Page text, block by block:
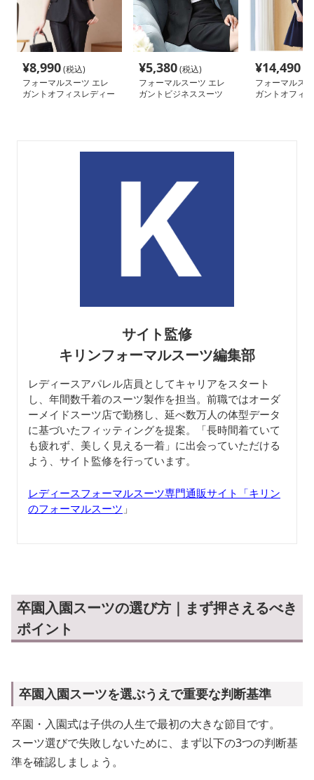
¥8,990(税込)
フォーマルスーツ エレ
ガントオフィスレディー
¥5,380(税込)
フォーマルスーツ エレ
ガントビジネススーツ
¥14,490
フォーマルス
ガントオフィ
サイト監修
キリンフォーマルスーツ編集部
レディースアパレル店員としてキャリアをスタート
し、年間数千着のスーツ製作を担当。前職ではオーダ
ーメイドスーツ店で勤務し、延べ数万人の体型データ
に基づいたフィッティングを提案。「長時間着ていて
も疲れず、美しく見える一着」に出会っていただける
よう、サイト監修を行っています。
レディースフォーマルスーツ専門通販サイト「キリン
のフォーマルスーツ 」
卒園入園スーツの選び方｜まず押さえるべき
ポイント
卒園入園スーツを選ぶうえで重要な判断基準
卒園・入園式は子供の人生で最初の大きな節目です。
スーツ選びで失敗しないために、まず以下の3つの判断基
準を確認しましょう。